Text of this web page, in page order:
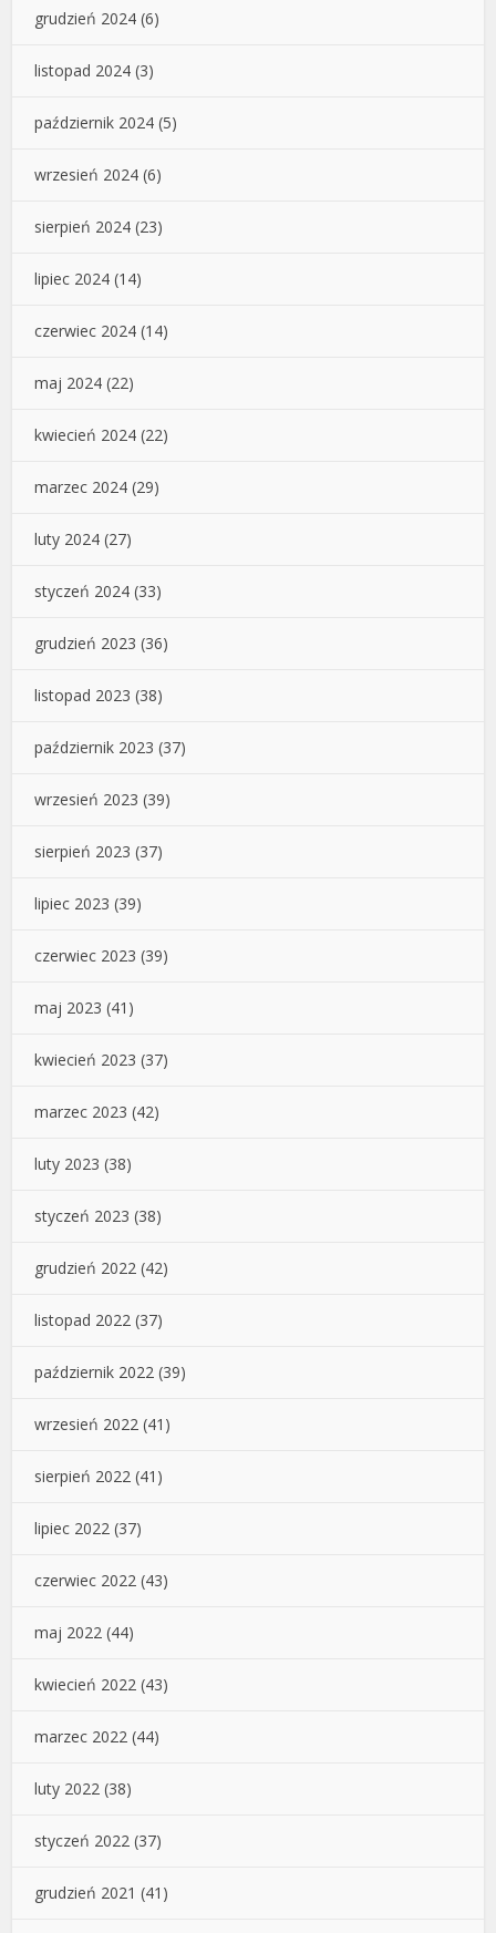
grudzień 2024 (6)
listopad 2024 (3)
październik 2024 (5)
wrzesień 2024 (6)
sierpień 2024 (23)
lipiec 2024 (14)
czerwiec 2024 (14)
maj 2024 (22)
kwiecień 2024 (22)
marzec 2024 (29)
luty 2024 (27)
styczeń 2024 (33)
grudzień 2023 (36)
listopad 2023 (38)
październik 2023 (37)
wrzesień 2023 (39)
sierpień 2023 (37)
lipiec 2023 (39)
czerwiec 2023 (39)
maj 2023 (41)
kwiecień 2023 (37)
marzec 2023 (42)
luty 2023 (38)
styczeń 2023 (38)
grudzień 2022 (42)
listopad 2022 (37)
październik 2022 (39)
wrzesień 2022 (41)
sierpień 2022 (41)
lipiec 2022 (37)
czerwiec 2022 (43)
maj 2022 (44)
kwiecień 2022 (43)
marzec 2022 (44)
luty 2022 (38)
styczeń 2022 (37)
grudzień 2021 (41)